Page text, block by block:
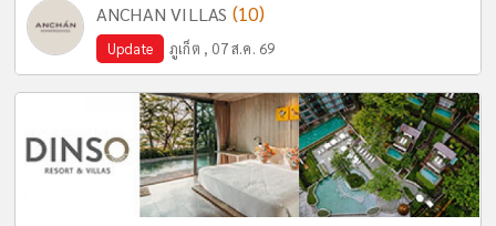
ANCHAN VILLAS (10)
Update ภูเก็ต , 07 ส.ค. 69